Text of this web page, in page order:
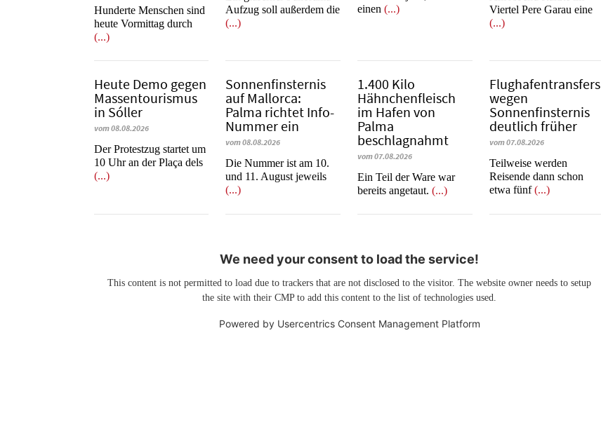
Hunderte Menschen sind
heute Vormittag durch
(...)
Aufzug soll außerdem die
(...)
einen(...)
Viertel Pere Garau eine
(...)
Heute Demo gegen
Massentourismus
in Sóller
vom 08.08.2026
Der Protestzug startet um
10 Uhr an der Plaça dels
(...)
Sonnenfinsternis
auf Mallorca:
Palma richtet Info-
Nummer ein
vom 08.08.2026
Die Nummer ist am 10.
und 11. August jeweils
(...)
1.400 Kilo
Hähnchenfleisch
im Hafen von
Palma
beschlagnahmt
vom 07.08.2026
​​​​​​​Ein Teil der Ware war
bereits angetaut.(...)
Flughafentransfers
wegen
Sonnenfinsternis
deutlich früher
vom 07.08.2026
Teilweise werden
Reisende dann schon
etwa fünf(...)
We need your consent to load the service!
This content is not permitted to load due to trackers that are not disclosed to the visitor. The website owner needs to setup
the site with their CMP to add this content to the list of technologies used.
Powered by Usercentrics Consent Management Platform